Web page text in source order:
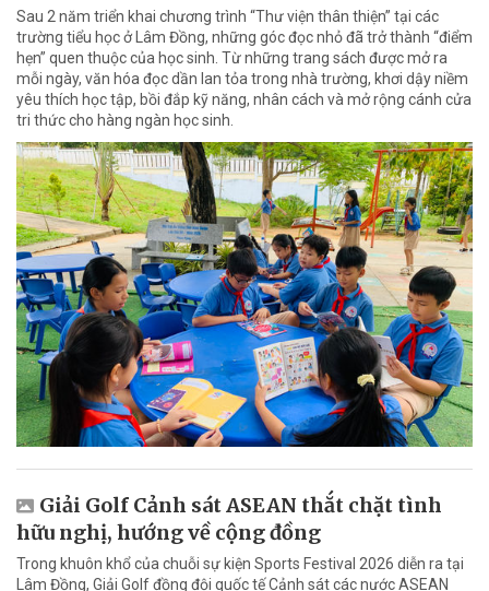
Sau 2 năm triển khai chương trình “Thư viện thân thiện” tại các
trường tiểu học ở Lâm Đồng, những góc đọc nhỏ đã trở thành “điểm
hẹn” quen thuộc của học sinh. Từ những trang sách được mở ra
mỗi ngày, văn hóa đọc dần lan tỏa trong nhà trường, khơi dậy niềm
yêu thích học tập, bồi đắp kỹ năng, nhân cách và mở rộng cánh cửa
tri thức cho hàng ngàn học sinh.
Giải Golf Cảnh sát ASEAN thắt chặt tình
hữu nghị, hướng về cộng đồng
Trong khuôn khổ của chuỗi sự kiện Sports Festival 2026 diễn ra tại
Lâm Đồng, Giải Golf đồng đội quốc tế Cảnh sát các nước ASEAN